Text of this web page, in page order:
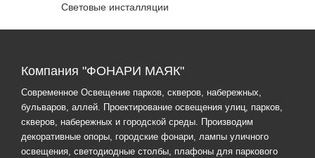
Световые инсталляции
Компания "ФОНАРИ МАЯК"
Современное Освещение парков, скверов, набережных,
бульваров, аллей. Проектирование освещения улиц, парков,
скверов, набережных и городской среды. Производим
декоративные опоры, городские фонари, лампы уличного
освещения, светодиодные столбы, плафоны для паркового